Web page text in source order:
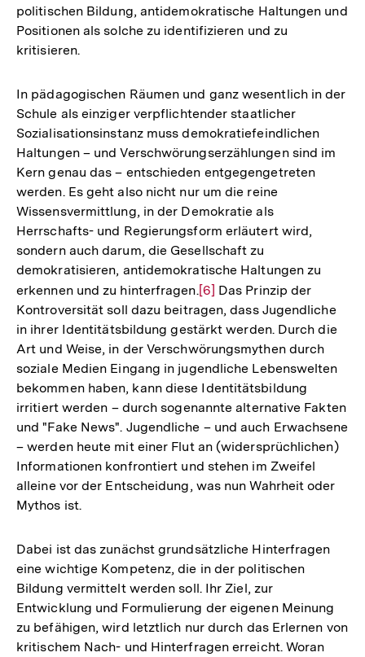
politischen Bildung, antidemokratische Haltungen und
Positionen als solche zu identifizieren und zu
kritisieren.
In pädagogischen Räumen und ganz wesentlich in der
Schule als einziger verpflichtender staatlicher
Sozialisationsinstanz muss demokratiefeindlichen
Haltungen – und Verschwörungserzählungen sind im
Kern genau das – entschieden entgegengetreten
werden. Es geht also nicht nur um die reine
Wissensvermittlung, in der Demokratie als
Herrschafts- und Regierungsform erläutert wird,
sondern auch darum, die Gesellschaft zu
demokratisieren, antidemokratische Haltungen zu
erkennen und zu hinterfragen.Zur
Auflösung
der
Fußnote
[6] Das Prinzip der
Kontroversität soll dazu beitragen, dass Jugendliche
in ihrer Identitätsbildung gestärkt werden. Durch die
Art und Weise, in der Verschwörungsmythen durch
soziale Medien Eingang in jugendliche Lebenswelten
bekommen haben, kann diese Identitätsbildung
irritiert werden – durch sogenannte alternative Fakten
und "Fake News". Jugendliche – und auch Erwachsene
– werden heute mit einer Flut an (widersprüchlichen)
Informationen konfrontiert und stehen im Zweifel
alleine vor der Entscheidung, was nun Wahrheit oder
Mythos ist.
Dabei ist das zunächst grundsätzliche Hinterfragen
eine wichtige Kompetenz, die in der politischen
Bildung vermittelt werden soll. Ihr Ziel, zur
Entwicklung und Formulierung der eigenen Meinung
zu befähigen, wird letztlich nur durch das Erlernen von
kritischem Nach- und Hinterfragen erreicht. Woran